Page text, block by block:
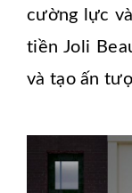
cường lực
tiền Joli
và tạo ấn